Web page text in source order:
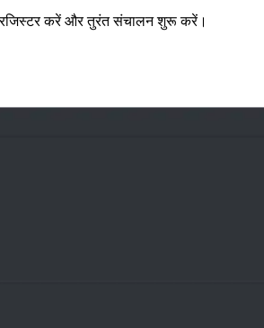
रजिस्टर करें और तुरंत संचालन शुरू करें।